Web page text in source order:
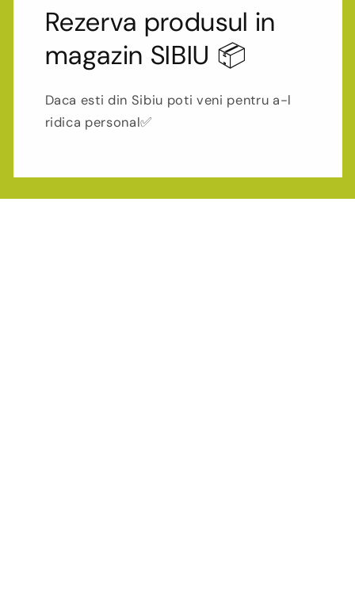
Rezerva produsul in
magazin SIBIU 📦
Daca esti din Sibiu poti veni pentru a-l
ridica personal✅